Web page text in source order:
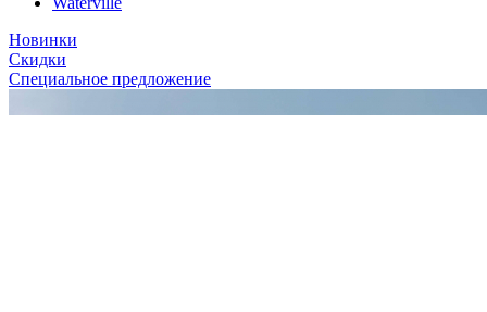
Новинки
Скидки
Специальное предложение